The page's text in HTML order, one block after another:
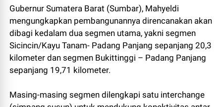
Gubernur Sumatera Barat (Sumbar), Mahyeldi
mengungkapkan pembangunannya direncanakan akan
dibagi kedalam dua segmen utama, yakni segmen
Sicincin/Kayu Tanam- Padang Panjang sepanjang 20,3
kilometer dan segmen Bukittinggi – Padang Panjang
sepanjang 19,71 kilometer.
Masing-masing segmen dilengkapi satu interchange